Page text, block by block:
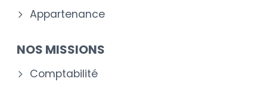
Appartenance
NOS MISSIONS
Comptabilité